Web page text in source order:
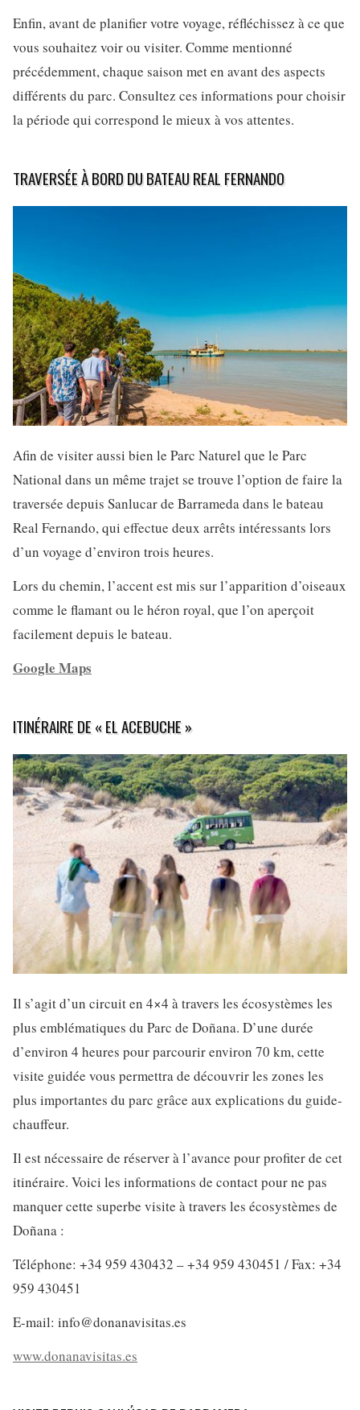
Enfin, avant de planifier votre voyage, réfléchissez à ce que
vous souhaitez voir ou visiter. Comme mentionné
précédemment, chaque saison met en avant des aspects
différents du parc. Consultez ces informations pour choisir
la période qui correspond le mieux à vos attentes.
TRAVERSÉE À BORD DU BATEAU REAL FERNANDO
Afin de visiter aussi bien le Parc Naturel que le Parc
National dans un même trajet se trouve l’option de faire la
traversée depuis Sanlucar de Barrameda dans le bateau
Real Fernando, qui effectue deux arrêts intéressants lors
d’un voyage d’environ trois heures.
Lors du chemin, l’accent est mis sur l’apparition d’oiseaux
comme le flamant ou le héron royal, que l’on aperçoit
facilement depuis le bateau.
Google Maps
ITINÉRAIRE DE « EL ACEBUCHE »
Il s’agit d’un circuit en 4×4 à travers les écosystèmes les
plus emblématiques du Parc de Doñana. D’une durée
d’environ 4 heures pour parcourir environ 70 km, cette
visite guidée vous permettra de découvrir les zones les
plus importantes du parc grâce aux explications du guide-
chauffeur.
Il est nécessaire de réserver à l’avance pour profiter de cet
itinéraire. Voici les informations de contact pour ne pas
manquer cette superbe visite à travers les écosystèmes de
Doñana :
Téléphone: +34 959 430432 – +34 959 430451 / Fax: +34
959 430451
E-mail: info@donanavisitas.es
www.donanavisitas.es